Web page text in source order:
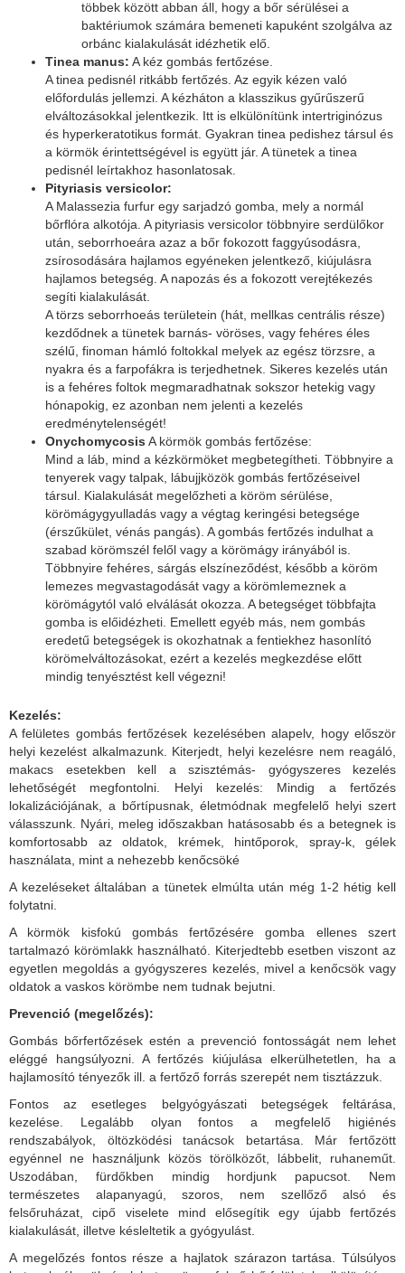
többek között abban áll, hogy a bőr sérülései a
baktériumok számára bemeneti kapuként szolgálva az
orbánc kialakulását idézhetik elő.
Tinea manus: A kéz gombás fertőzése.
A tinea pedisnél ritkább fertőzés. Az egyik kézen való
előfordulás jellemzi. A kézháton a klasszikus gyűrűszerű
elváltozásokkal jelentkezik. Itt is elkülönítünk intertriginózus
és hyperkeratotikus formát. Gyakran tinea pedishez társul és
a körmök érintettségével is együtt jár. A tünetek a tinea
pedisnél leírtakhoz hasonlatosak.
Pityriasis versicolor:
A Malassezia furfur egy sarjadzó gomba, mely a normál
bőrflóra alkotója. A pityriasis versicolor többnyire serdülőkor
után, seborrhoeára azaz a bőr fokozott faggyúsodásra,
zsírosodására hajlamos egyéneken jelentkező, kiújulásra
hajlamos betegség. A napozás és a fokozott verejtékezés
segíti kialakulását.
A törzs seborrhoeás területein (hát, mellkas centrális része)
kezdődnek a tünetek barnás- vöröses, vagy fehéres éles
szélű, finoman hámló foltokkal melyek az egész törzsre, a
nyakra és a farpofákra is terjedhetnek. Sikeres kezelés után
is a fehéres foltok megmaradhatnak sokszor hetekig vagy
hónapokig, ez azonban nem jelenti a kezelés
eredménytelenségét!
Onychomycosis A körmök gombás fertőzése:
Mind a láb, mind a kézkörmöket megbetegítheti. Többnyire a
tenyerek vagy talpak, lábujjközök gombás fertőzéseivel
társul. Kialakulását megelőzheti a köröm sérülése,
körömágygyulladás vagy a végtag keringési betegsége
(érszűkület, vénás pangás). A gombás fertőzés indulhat a
szabad körömszél felől vagy a körömágy irányából is.
Többnyire fehéres, sárgás elszíneződést, később a köröm
lemezes megvastagodását vagy a körömlemeznek a
körömágytól való elválását okozza. A betegséget többfajta
gomba is előidézheti. Emellett egyéb más, nem gombás
eredetű betegségek is okozhatnak a fentiekhez hasonlító
körömelváltozásokat, ezért a kezelés megkezdése előtt
mindig tenyésztést kell végezni!
Kezelés:
A felületes gombás fertőzések kezelésében alapelv, hogy először
helyi kezelést alkalmazunk. Kiterjedt, helyi kezelésre nem reagáló,
makacs esetekben kell a szisztémás- gyógyszeres kezelés
lehetőségét megfontolni. Helyi kezelés: Mindig a fertőzés
lokalizációjának, a bőrtípusnak, életmódnak megfelelő helyi szert
válasszunk. Nyári, meleg időszakban hatásosabb és a betegnek is
komfortosabb az oldatok, krémek, hintőporok, spray-k, gélek
használata, mint a nehezebb kenőcsöké
A kezeléseket általában a tünetek elmúlta után még 1-2 hétig kell
folytatni.
A körmök kisfokú gombás fertőzésére gomba ellenes szert
tartalmazó körömlakk használható. Kiterjedtebb esetben viszont az
egyetlen megoldás a gyógyszeres kezelés, mivel a kenőcsök vagy
oldatok a vaskos körömbe nem tudnak bejutni.
Prevenció (megelőzés):
Gombás bőrfertőzések estén a prevenció fontosságát nem lehet
eléggé hangsúlyozni. A fertőzés kiújulása elkerülhetetlen, ha a
hajlamosító tényezők ill. a fertőző forrás szerepét nem tisztázzuk.
Fontos az esetleges belgyógyászati betegségek feltárása,
kezelése. Legalább olyan fontos a megfelelő higiénés
rendszabályok, öltözködési tanácsok betartása. Már fertőzött
egyénnel ne használjunk közös törölközőt, lábbelit, ruhaneműt.
Uszodában, fürdőkben mindig hordjunk papucsot. Nem
természetes alapanyagú, szoros, nem szellőző alsó és
felsőruházat, cipő viselete mind elősegítik egy újabb fertőzés
kialakulását, illetve késleltetik a gyógyulást.
A megelőzés fontos része a hajlatok szárazon tartása. Túlsúlyos